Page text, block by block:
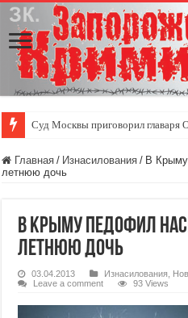
Суд Москвы приговорил
Главная / Изнасилования / В
летнюю дочь
В Крыму педофил
летнюю дочь
03.04.2013 Изнасилования
Leave a comment
93 Views